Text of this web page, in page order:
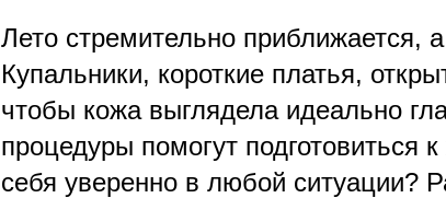
Лето стремительно приближается,
Купальники, короткие платья,
чтобы кожа выглядела идеально
процедуры помогут подготовиться
себя уверенно в любой ситуации?